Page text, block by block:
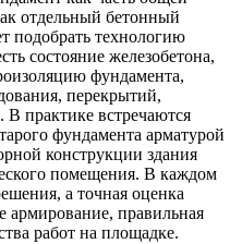
отдельный бетонный
подобрать технологию
состояние железобетона,
фундамента,
перекрытий,
практике встречаются
фундамента арматурой
конструкции здания
помещения. В каждом
а точная оценка
армирование, правильная
работ на площадке.